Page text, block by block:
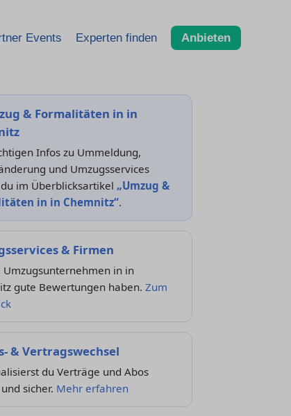
Events Experten finden Anbieten
& Formalitäten in in
Infos zu Ummeldung,
und Umzugsservices
im Überblicksartikel „Umzug &
in in Chemnitz“.
& Firmen
Umzugsunternehmen in in
gute Bewertungen haben. Zum
& Vertragswechsel
du Verträge und Abos
sicher. Mehr erfahren